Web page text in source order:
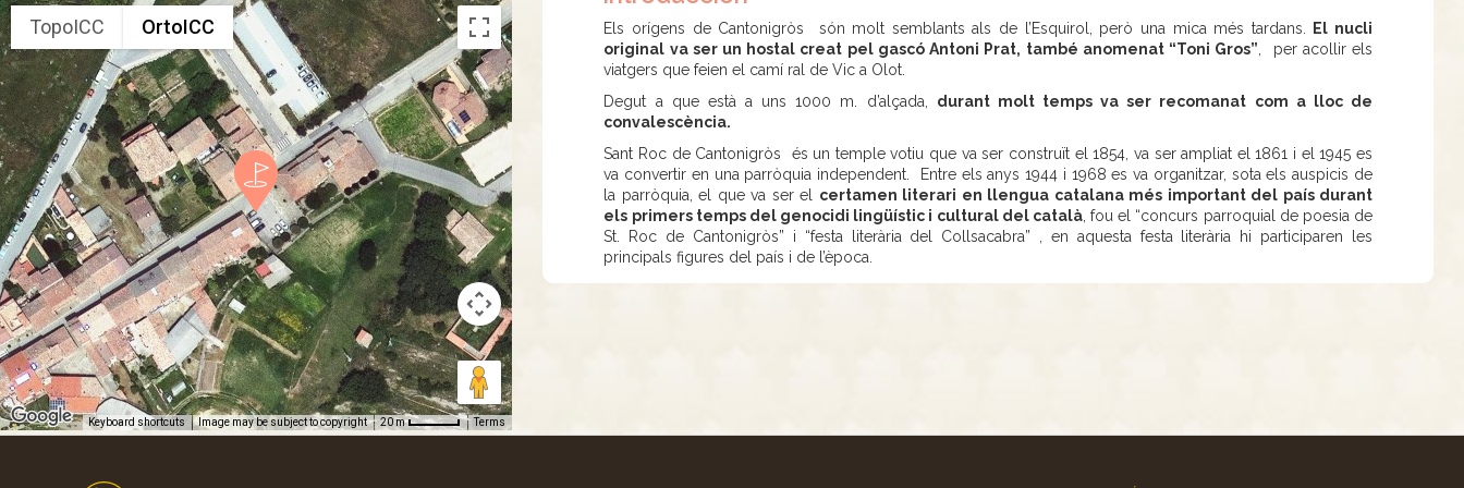
TopoICC OrtoICC
Keyboard shortcuts Image may be subject to copyright 20 m Terms
Els orígens de Cantonigròs són molt semblants als de l’Esquirol, però una mica més tardans.
El nucli
original va ser un hostal creat pel gascó Antoni Prat, també anomenat “Toni Gros” , per acollir els
viatgers que feien el camí ral de Vic a Olot.
Degut a que està a uns 1000 m. d’alçada, durant molt temps va ser recomanat com a lloc de
convalescència.
Sant Roc de Cantonigròs és un temple votiu que va ser construït el 1854, va ser ampliat el 1861 i el 1945 es
va convertir en una parròquia independent. Entre els anys 1944 i 1968 es va organitzar, sota els auspicis de
la parròquia, el que va ser el certamen literari en llengua catalana més important del país durant
els primers temps del genocidi lingüístic i cultural del català, fou el “concurs parroquial de poesia de
St. Roc de Cantonigròs” i “festa literària del Collsacabra” , en aquesta festa literària hi participaren les
principals figures del país i de l’època.